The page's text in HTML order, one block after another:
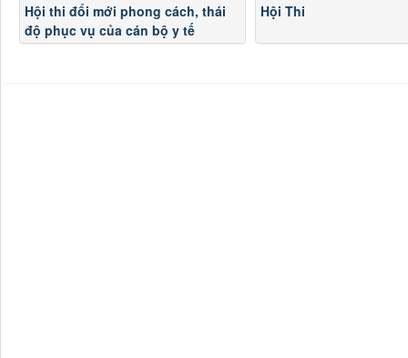
Hội thi đổi mới phong cách, thái
độ phục vụ của cán bộ y tế
hướng tới sự hài lòng của người
Hội Thi